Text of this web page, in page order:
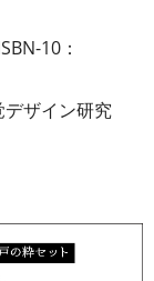
10：
デザイン研究